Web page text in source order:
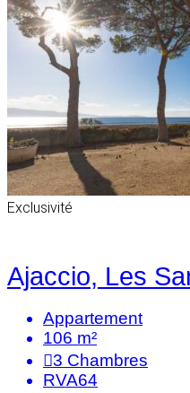
Exclusivité
Ajaccio, Les
Appartement
106 m²
3 Chambres
RVA64